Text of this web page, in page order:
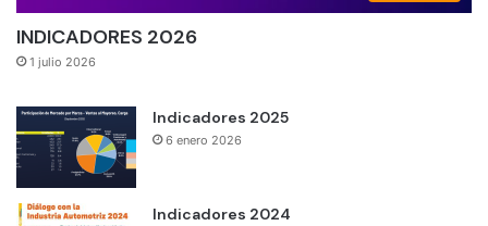
INDICADORES 2026
1 julio 2026
Indicadores 2025
6 enero 2026
Indicadores 2024